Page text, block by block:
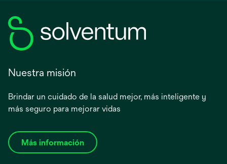
Nuestra misión
Brindar un cuidado de la salud mejor, más inteligente y
más seguro para mejorar vidas
Más información